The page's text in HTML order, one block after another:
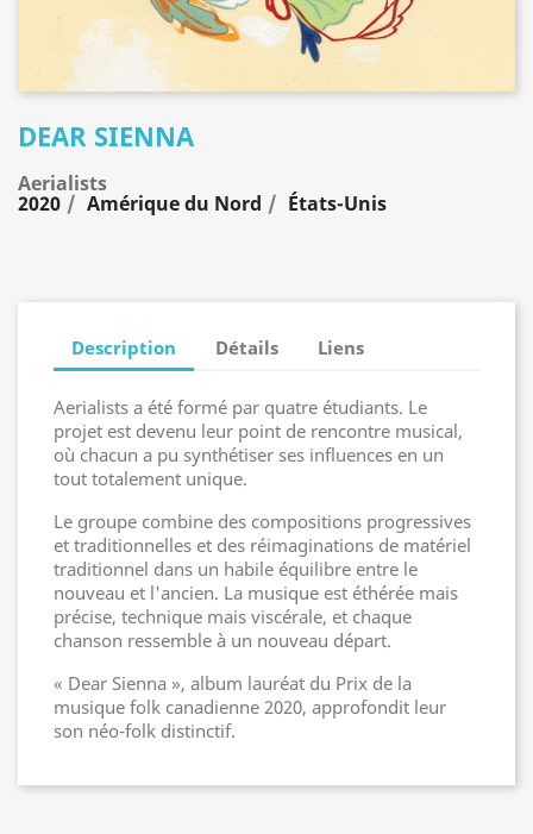
DEAR SIENNA
Aerialists
2020 Amérique du Nord États-Unis
Description Détails Liens
Aerialists a été formé par quatre étudiants. Le
projet est devenu leur point de rencontre musical,
où chacun a pu synthétiser ses influences en un
tout totalement unique.
Le groupe combine des compositions progressives
et traditionnelles et des réimaginations de matériel
traditionnel dans un habile équilibre entre le
nouveau et l'ancien. La musique est éthérée mais
précise, technique mais viscérale, et chaque
chanson ressemble à un nouveau départ.
« Dear Sienna », album lauréat du Prix de la
musique folk canadienne 2020, approfondit leur
son néo-folk distinctif.